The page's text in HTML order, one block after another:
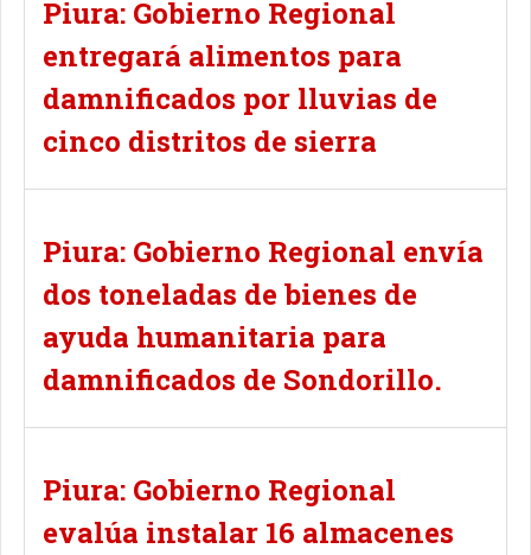
Piura: Gobierno Regional
entregará alimentos para
damnificados por lluvias de
cinco distritos de sierra
Piura: Gobierno Regional envía
dos toneladas de bienes de
ayuda humanitaria para
damnificados de Sondorillo.
Piura: Gobierno Regional
evalúa instalar 16 almacenes